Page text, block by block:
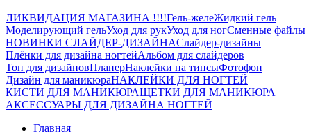
ЛИКВИДАЦИЯ МАГАЗИНА !!!!Гель-желеЖидкий гель
Моделирующий гельУход для рукУход для ногСменные файлы
НОВИНКИ СЛАЙДЕР-ДИЗАЙНАСлайдер-дизайны
Плёнки для дизайна ногтейАльбом для слайдеров
Топ для дизайновПланерНаклейки на типсыФотофон
Дизайн для маникюраНАКЛЕЙКИ ДЛЯ НОГТЕЙ
КИСТИ ДЛЯ МАНИКЮРАЩЕТКИ ДЛЯ МАНИКЮРА
АКСЕССУАРЫ ДЛЯ ДИЗАЙНА НОГТЕЙ
Главная